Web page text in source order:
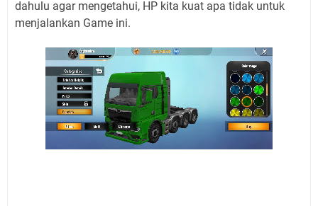
dahulu agar mengetahui, HP kita kuat apa tidak untuk
menjalankan Game ini.